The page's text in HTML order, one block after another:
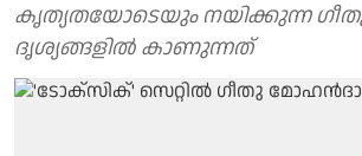
കൃത്യതയോടെയും നയിക്കുന്ന
ദൃശ്യങ്ങളിൽ കാണുന്നത്